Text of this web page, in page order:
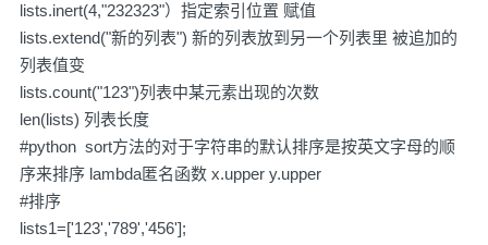
lists.inert(4,"232323"）指定索引位置 赋值
lists.extend("新的列表") 新的列表放到另一个列表里 被追加的
列表值变
lists.count("123")列表中某元素出现的次数
len(lists) 列表长度
#python sort方法的对于字符串的默认排序是按英文字母的顺
序来排序 lambda匿名函数 x.upper y.upper
#排序
lists1=['123','789','456'];